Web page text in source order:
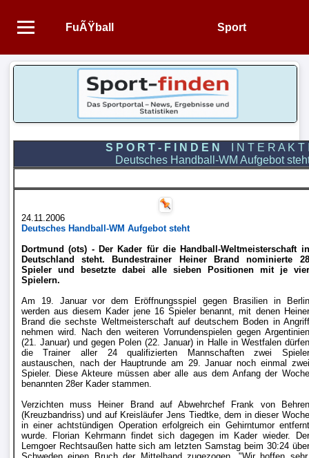
FuÃŸball Sport
Startseite
Alle
News
Bundesliga
2.
Bundesliga
3.
Liga
DFB-
Pokal
International
Champions
S P O R T - F I N D E N
I N T E R A K T
Deutsches Handball-WM Aufgebot
24.11.2006
Deutsches Handball-WM Aufgebot steht
Dortmund (ots) - Der Kader für die Handball-Weltmeisterschaft in
Deutschland steht. Bundestrainer Heiner Brand nominierte 28
Spieler und besetzte dabei alle sieben Positionen mit je vier
Spielern.
Am 19. Januar vor dem Eröffnungsspiel gegen Brasilien in Berlin
werden aus diesem Kader jene 16 Spieler benannt, mit denen Heiner
Brand die sechste Weltmeisterschaft auf deutschem Boden in Angriff
nehmen wird. Nach den weiteren Vorrundenspielen gegen Argentinien
(21. Januar) und gegen Polen (22. Januar) in Halle in Westfalen dürfen
die Trainer aller 24 qualifizierten Mannschaften zwei Spieler
austauschen, nach der Hauptrunde am 29. Januar noch einmal zwei
Spieler. Diese Akteure müssen aber alle aus dem Anfang der Woche
benannten 28er Kader stammen.
Verzichten muss Heiner Brand auf Abwehrchef Frank von Behren
(Kreuzbandriss) und auf Kreisläufer Jens Tiedtke, dem in dieser Woche
in einer achtstündigen Operation erfolgreich ein Gehirntumor entfernt
wurde. Florian Kehrmann findet sich dagegen im Kader wieder. Der
Lemgoer Rechtsaußen hatte sich am letzten Samstag beim 30:24 über